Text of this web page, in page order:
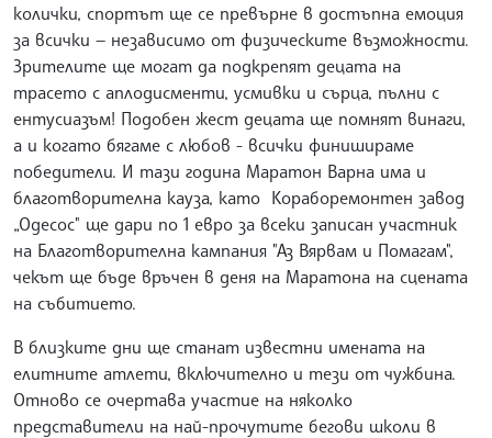
колички, спортът ще се превърне в достъпна емоция
за всички — независимо от физическите възможности.
Зрителите ще могат да подкрепят децата на
трасето с аплодисменти, усмивки и сърца, пълни с
ентусиазъм! Подобен жест децата ще помнят винаги,
а и когато бягаме с любов - всички финишираме
победители. И тази година Маратон Варна има и
благотворителна кауза, като Кораборемонтен завод
„Одесос" ще дари по 1 евро за всеки записан участник
на Благотворителна кампания "Аз Вярвам и Помагам",
чекът ще бъде връчен в деня на Маратона на сцената
на събитието.
В близките дни ще станат известни имената на
елитните атлети, включително и тези от чужбина.
Отново се очертава участие на няколко
представители на най-прочутите бегови школи в